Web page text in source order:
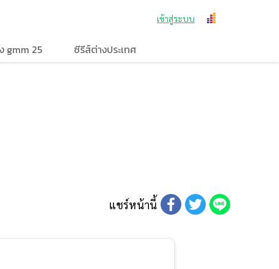
เข้าสู่ระบบ
gmm 25 ซีรีส์ต่างประเทศ
แชร์หน้านี้